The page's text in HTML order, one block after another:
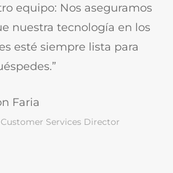
equipo: Nos aseguramos
nuestra tecnología en los
esté siempre lista para
Faria
Services Director